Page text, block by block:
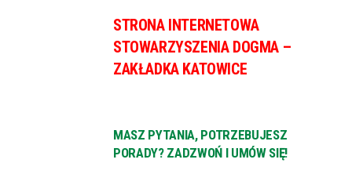
STRONA INTERNETOWA
STOWARZYSZENIA DOGMA –
ZAKŁADKA KATOWICE
MASZ PYTANIA, POTRZEBUJESZ
PORADY? ZADZWOŃ I UMÓW SIĘ!